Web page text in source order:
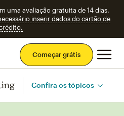
uma avaliação gratuita de 14 dias.
inserir dados do cartão de
Começar grátis
Confira os tópicos